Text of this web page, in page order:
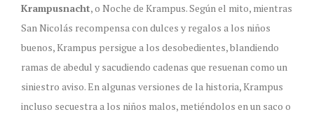
Krampusnacht, o Noche de Krampus. Según el mito, mientras
San Nicolás recompensa con dulces y regalos a los niños
buenos, Krampus persigue a los desobedientes, blandiendo
ramas de abedul y sacudiendo cadenas que resuenan como un
siniestro aviso. En algunas versiones de la historia, Krampus
incluso secuestra a los niños malos, metiéndolos en un saco o